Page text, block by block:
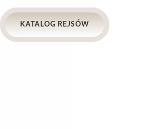
KATALOG REJSÓW